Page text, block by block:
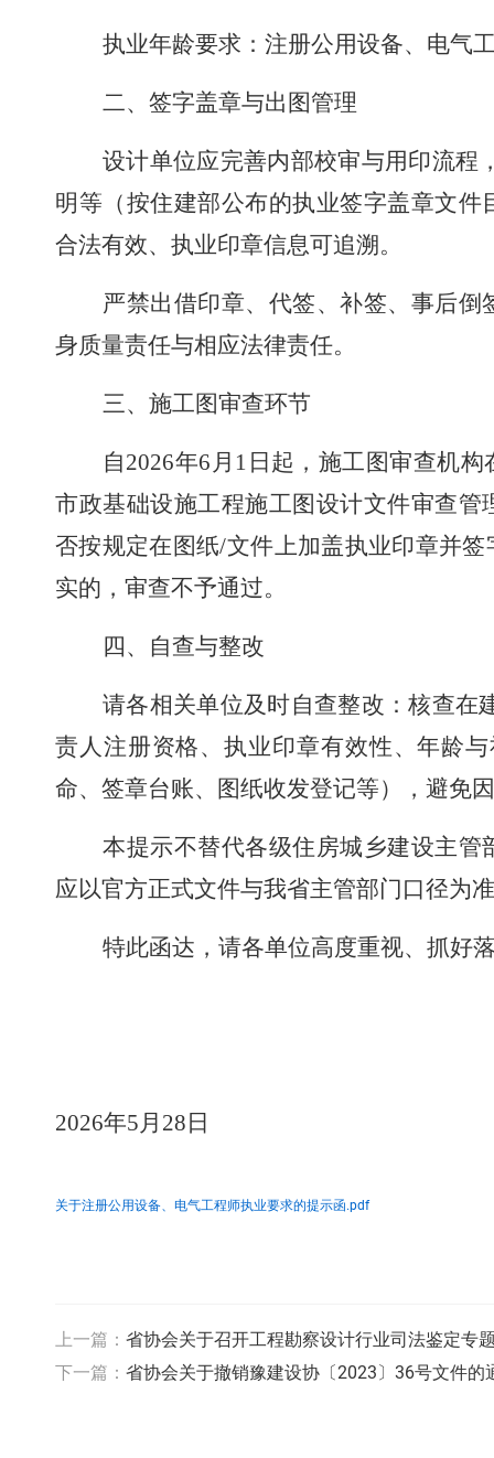
执业年龄要求：注册公用设备、电气
二、签字盖章与出图管理
设计单位应完善内部校审与用印流程
明等（按住建部公布的执业签字盖章文
合法有效、执业印章信息可追溯。
严禁出借印章、代签、补签、事后
身质量责任与相应法律责任。
三、施工图审查环节
自2026年6 月 1 日起，施工图审查机
市政基础设施工程施工图设计文件审查
否按规定在图纸/文件上加盖执业印章并
实的，审查不予通过。
四、自查与整改
请各相关单位及时自查整改：核查在
责人注册资格、执业印章有效性、年龄
命、签章台账、图纸收发登记等），避免
本提示不替代各级住房城乡建设主
应以官方正式文件与我省主管部门口径为
特此函达，请各单位高度重视、抓好
2026年5月 28 日
关于注册公用设备、电气工程师执业要求的提示函.pdf
上一篇： 省协会关于召开工程勘察设计行业司法鉴定专
下一篇： 省协会关于撤销豫建设协〔2023〕36号文件的